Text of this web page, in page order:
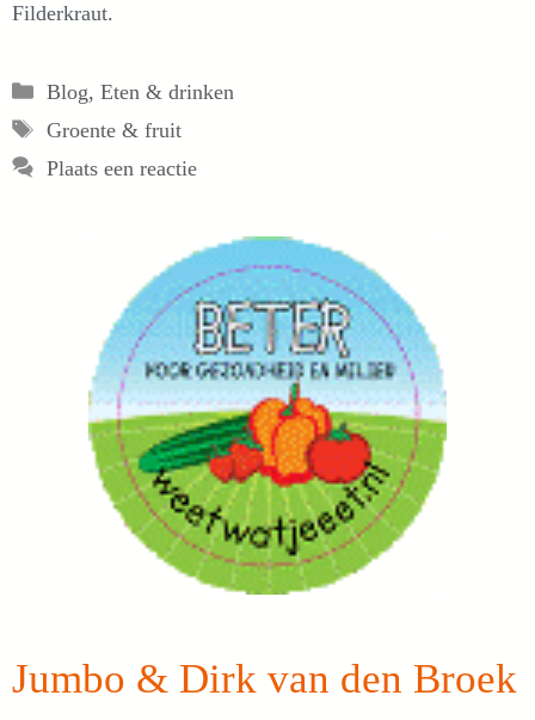
Filderkraut.
Categorieën
Blog, Eten & drinken
Tags
Groente & fruit
Plaats een reactie
Jumbo & Dirk van den Broek